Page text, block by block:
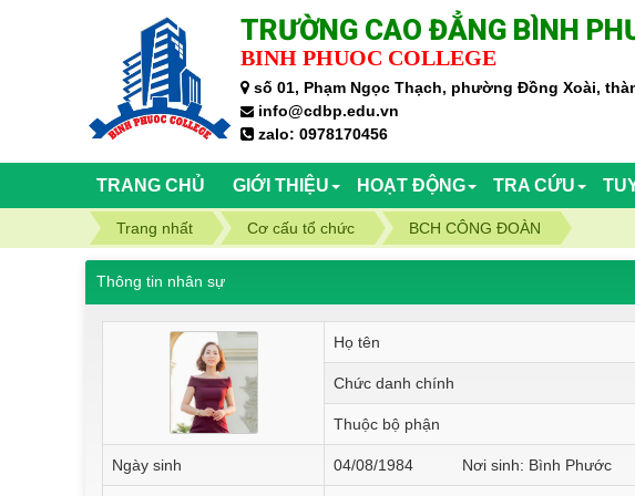
TRƯỜNG CAO ĐẲNG BÌNH
BINH PHUOC COLLEGE
số 01, Phạm Ngọc Thạch, phường Đồng Xoài,
info@cdbp.edu.vn
zalo: 0978170456
TRANG CHỦ GIỚI THIỆU HOẠT ĐỘNG TRA CỨU
Trang nhất Cơ cấu tổ chức BCH CÔNG ĐOÀN
Thông tin nhân sự
Họ tên
Chức danh chính
Thuộc bộ phận
Ngày sinh 04/08/1984 Nơi sinh: Bình Phước